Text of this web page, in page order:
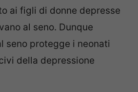
ai figli di donne depresse
al seno. Dunque
seno protegge i neonati
della depressione